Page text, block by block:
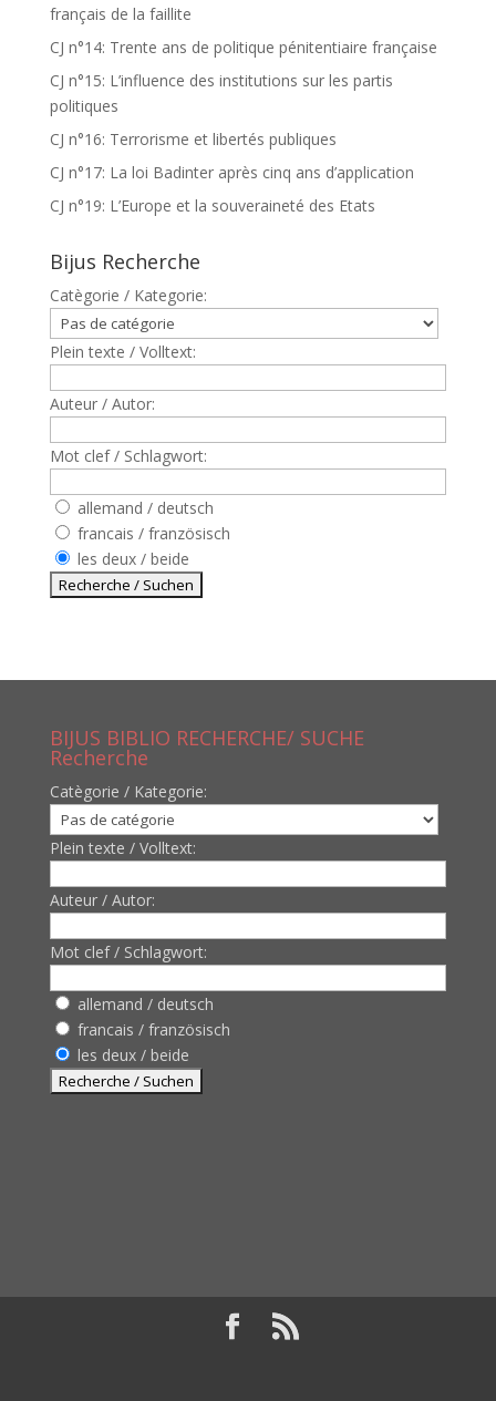
français de la faillite
CJ n°14: Trente ans de politique pénitentiaire française
CJ n°15: L’influence des institutions sur les partis
politiques
CJ n°16: Terrorisme et libertés publiques
CJ n°17: La loi Badinter après cinq ans d’application
CJ n°19: L’Europe et la souveraineté des Etats
Bijus Recherche
Catègorie / Kategorie:
Plein texte / Volltext:
Auteur / Autor:
Mot clef / Schlagwort:
allemand / deutsch
francais / französisch
les deux / beide
BIJUS BIBLIO RECHERCHE/ SUCHE
Recherche
Catègorie / Kategorie:
Plein texte / Volltext:
Auteur / Autor:
Mot clef / Schlagwort:
allemand / deutsch
francais / französisch
les deux / beide